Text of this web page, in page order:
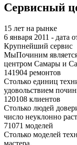
Сервисный
15 лет на рынке
6 января 2011 - дата
Крупнейший сервис
МыПочиним
центром Самары и
141904 ремонтов
Столько единиц
удовольствием
120108 клиентов
Столько людей
число неуклонно
71071 моделей
Столько моделей
мастера.